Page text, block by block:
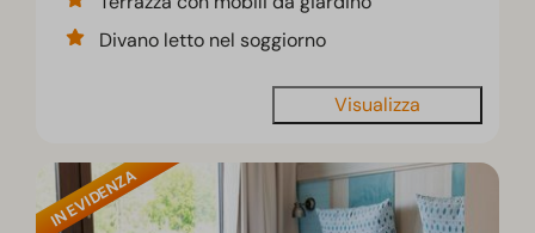
Divano letto nel soggiorno
Visualizza
IN EVIDENZA